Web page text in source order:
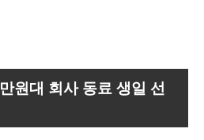
원대 회사 동료 생일 선